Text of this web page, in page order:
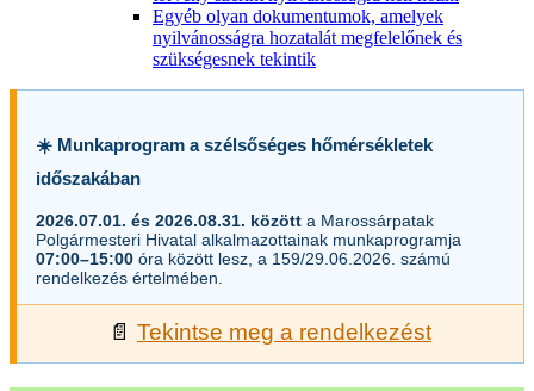
Egyéb olyan dokumentumok, amelyek
nyilvánosságra hozatalát megfelelőnek és
szükségesnek tekintik
☀️ Munkaprogram a szélsőséges hőmérsékletek
időszakában
2026.07.01. és 2026.08.31. között a Marossárpatak
Polgármesteri Hivatal alkalmazottainak munkaprogramja
07:00–15:00 óra között lesz, a 159/29.06.2026. számú
rendelkezés értelmében.
📄 Tekintse meg a rendelkezést